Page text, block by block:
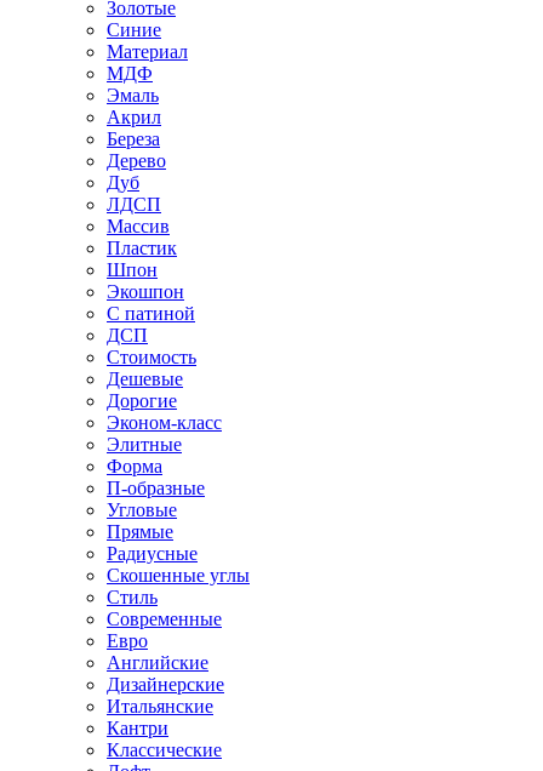
Золотые
Синие
Материал
МДФ
Эмаль
Акрил
Береза
Дерево
Дуб
ЛДСП
Массив
Пластик
Шпон
Экошпон
С патиной
ДСП
Стоимость
Дешевые
Дорогие
Эконом-класс
Элитные
Форма
П-образные
Угловые
Прямые
Радиусные
Скошенные углы
Стиль
Современные
Евро
Английские
Дизайнерские
Итальянские
Кантри
Классические